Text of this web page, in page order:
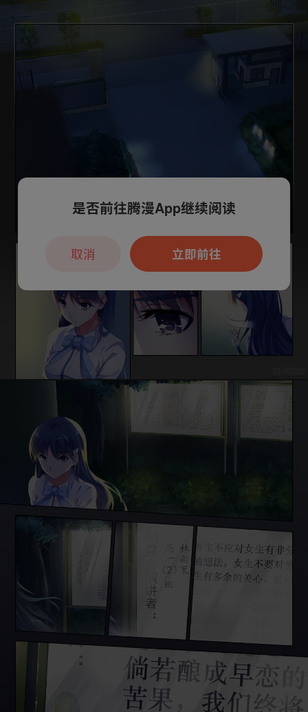
是否前往腾漫App继续阅读
立即前往
取消